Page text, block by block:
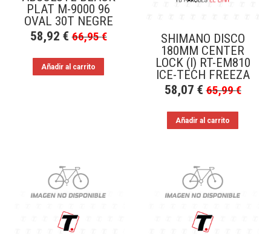
PLAT M-9000 96
OVAL 30T NEGRE
58,92 € 66,95€
Añadir al carrito
SHIMANO DISCO
180MM CENTER
LOCK (I) RT-EM810
ICE-TECH FREEZA
58,07 € 65,99€
Añadir al carrito